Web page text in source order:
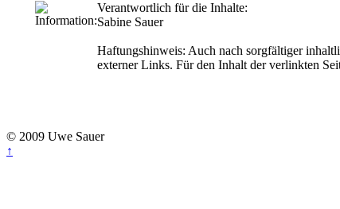
Verantwortlich für die Inhalte:
Sabine Sauer
Haftungshinweis: Auch nach sorgfältiger
externer Links. Für den Inhalt der verlinkten
© 2009 Uwe Sauer
↑